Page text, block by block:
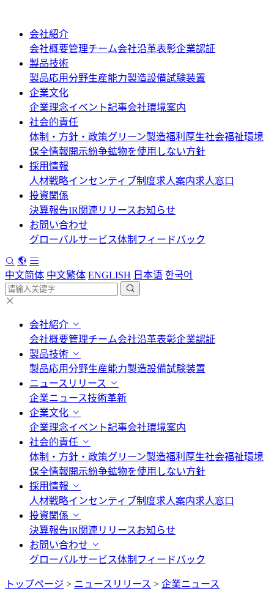
会社紹介
会社概要管理チーム会社沿革表彰企業認証
製品技術
製品応用分野生産能力製造設備試験装置
企業文化
企業理念イベント記事会社環境案内
社会的責任
体制・方針・政策グリーン製造福利厚生社会福祉環境
保全情報開示紛争鉱物を使用しない方針
採用情報
人材戦略インセンティブ制度求人案内求人窓口
投資関係
決算報告IR関連リリースお知らせ
お問い合わせ
グローバルサービス体制 フィードバック
中文简体 中文繁体 ENGLISH 日本语 한국어
会社紹介
会社概要管理チーム会社沿革表彰企業認証
製品技術
製品応用分野生産能力製造設備試験装置
ニュースリリース
企業ニュース技術革新
企業文化
企業理念イベント記事会社環境案内
社会的責任
体制・方針・政策グリーン製造福利厚生社会福祉環境
保全情報開示紛争鉱物を使用しない方針
採用情報
人材戦略インセンティブ制度求人案内求人窓口
投資関係
決算報告IR関連リリースお知らせ
お問い合わせ
グローバルサービス体制 フィードバック
トップページ > ニュースリリース > 企業ニュース